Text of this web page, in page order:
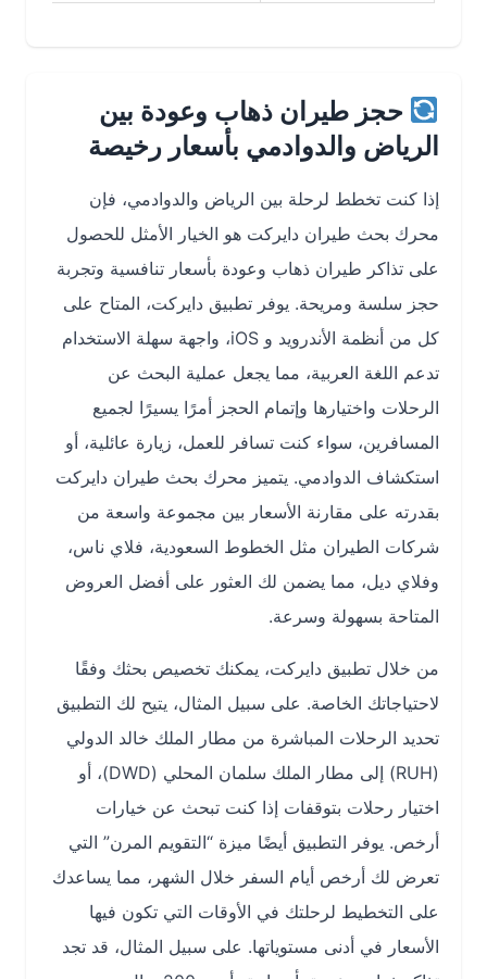
حجز طيران ذهاب وعودة بين
الرياض والدوادمي بأسعار رخيصة
إذا كنت تخطط لرحلة بين الرياض والدوادمي، فإن
محرك بحث طيران دايركت هو الخيار الأمثل للحصول
على تذاكر طيران ذهاب وعودة بأسعار تنافسية وتجربة
حجز سلسة ومريحة. يوفر تطبيق دايركت، المتاح على
كل من أنظمة الأندرويد و iOS، واجهة سهلة الاستخدام
تدعم اللغة العربية، مما يجعل عملية البحث عن
الرحلات واختيارها وإتمام الحجز أمرًا يسيرًا لجميع
المسافرين، سواء كنت تسافر للعمل، زيارة عائلية، أو
استكشاف الدوادمي. يتميز محرك بحث طيران دايركت
بقدرته على مقارنة الأسعار بين مجموعة واسعة من
شركات الطيران مثل الخطوط السعودية، فلاي ناس،
وفلاي ديل، مما يضمن لك العثور على أفضل العروض
المتاحة بسهولة وسرعة.
من خلال تطبيق دايركت، يمكنك تخصيص بحثك وفقًا
لاحتياجاتك الخاصة. على سبيل المثال، يتيح لك التطبيق
تحديد الرحلات المباشرة من مطار الملك خالد الدولي
(RUH) إلى مطار الملك سلمان المحلي (DWD)، أو
اختيار رحلات بتوقفات إذا كنت تبحث عن خيارات
أرخص. يوفر التطبيق أيضًا ميزة “التقويم المرن” التي
تعرض لك أرخص أيام السفر خلال الشهر، مما يساعدك
على التخطيط لرحلتك في الأوقات التي تكون فيها
الأسعار في أدنى مستوياتها. على سبيل المثال، قد تجد